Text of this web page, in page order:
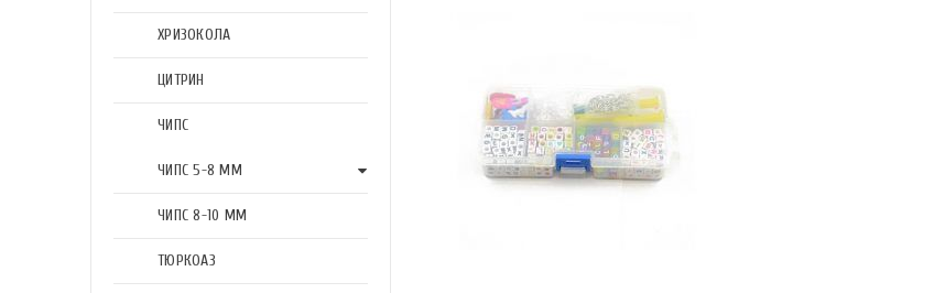
ХРИЗОКОЛА
ЦИТРИН
ЧИПС
ЧИПС 5-8 ММ
ЧИПС 8-10 ММ
ТЮРКОАЗ